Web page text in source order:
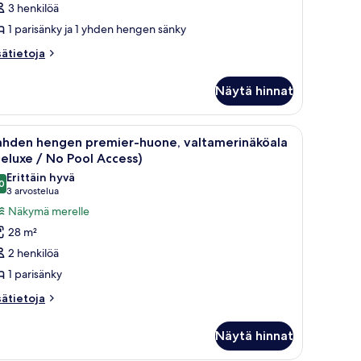
3 henkilöä
1 parisänky ja 1 yhden hengen sänky
Näytä hinnat
yöpöytä, yövalaisin ja suuri ikkuna.Moderni olohuone, jossa on sohva,
7
hengen premier-huone, valtamerinäköala
/ No Pool Access)
kautta 10
Erittäin hyvä
3 arvostelua
(3
arvostelua)
Näkymä merelle
28 m²
2 henkilöä
1 parisänky
Näytä hinnat